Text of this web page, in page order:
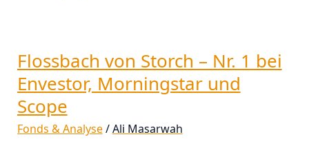
Flossbach von Storch – Nr. 1 bei
Envestor, Morningstar und
Scope
Fonds & Analyse/Ali Masarwah
Flossbach
von
Storch
–
Nr.